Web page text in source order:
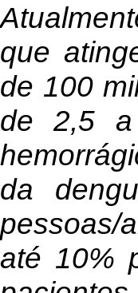
que
de 100
de 2,5 a
da
pessoas/
até 10%